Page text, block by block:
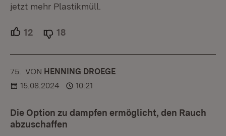
jetzt mehr Plastikmüll.
12 Unterstützer.
18
75. KOMMENTAR
VON :HENNING DROEGE
15.08.2024
10:21
Die Option zu dampfen ermöglicht, den Rauch
abzuschaffen